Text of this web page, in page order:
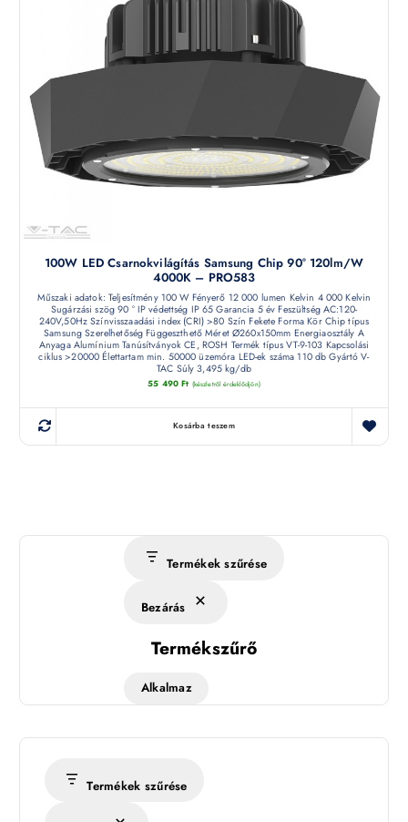
100W LED Csarnokvilágítás Samsung Chip 90° 120lm/W
4000K – PRO583
Műszaki adatok: Teljesítmény 100 W Fényerő 12 000 lumen Kelvin 4 000 Kelvin
Sugárzási szög 90 ° IP védettség IP 65 Garancia 5 év Feszültség AC:120-
240V,50Hz Színvisszaadási index (CRI) >80 Szín Fekete Forma Kör Chip típus
Samsung Szerelhetőség Függeszthető Méret Ø260x150mm Energiaosztály A
Anyaga Alumínium Tanúsítványok CE, ROSH Termék típus VT-9-103 Kapcsolási
ciklus >20000 Élettartam min. 50000 üzemóra LED-ek száma 110 db Gyártó V-
TAC Súly 3,495 kg/db
55 490Ft (készletről érdeklődjön)
Kosárba teszem
Termékek szűrése
Bezárás
Termékszűrő
Alkalmaz
Termékek szűrése